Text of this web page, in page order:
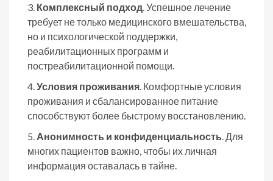
Комплексный подход . Успешное лечение
требует не только медицинского вмешательства,
но и психологической поддержки,
реабилитационных программ и
постреабилитационной помощи.
Условия проживания . Комфортные условия
проживания и сбалансированное питание
способствуют более быстрому восстановлению.
Анонимность и конфиденциальность . Для
многих пациентов важно, чтобы их личная
информация оставалась в тайне.